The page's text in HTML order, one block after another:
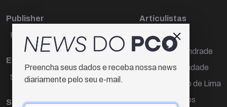
Publisher
Paulo Cesar de Oliveira
Editora Chefe
Sueli Cotta
Sub-editora
Articulistas
Décio Freire
Dr Marcos Andrade
Hamilton Trindade
Igor Carvalho de Lima
Mario Campos
Preencha seus dados e receba nossa news
diariamente pelo seu e-mail.